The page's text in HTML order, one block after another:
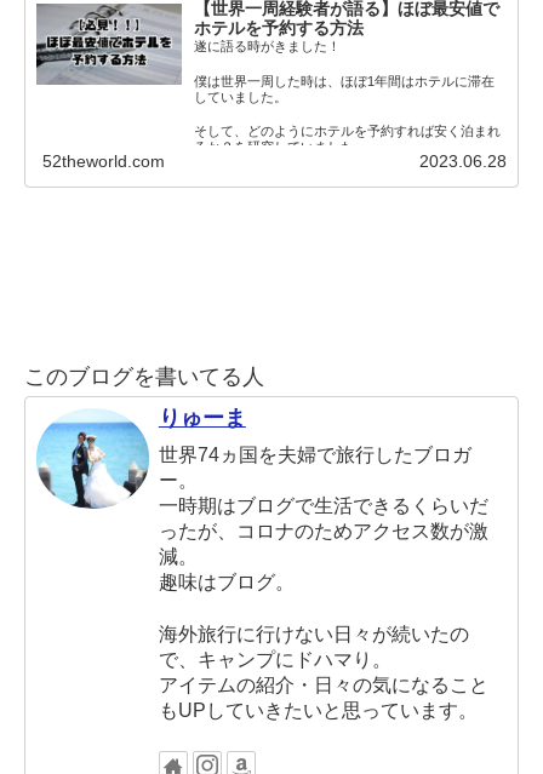
【世界一周経験者が語る】ほぼ最安値で
ホテルを予約する方法
遂に語る時がきました！
僕は世界一周した時は、ほぼ1年間はホテルに滞在
していました。
そして、どのようにホテルを予約すれば安く泊まれ
るか？を研究していました。
52theworld.com 2023.06.28
このブログを書いてる人
りゅーま
世界74ヵ国を夫婦で旅行したブロガ
ー。
一時期はブログで生活できるくらいだ
ったが、コロナのためアクセス数が激
減。
趣味はブログ。
海外旅行に行けない日々が続いたの
で、キャンプにドハマり。
アイテムの紹介・日々の気になること
もUPしていきたいと思っています。